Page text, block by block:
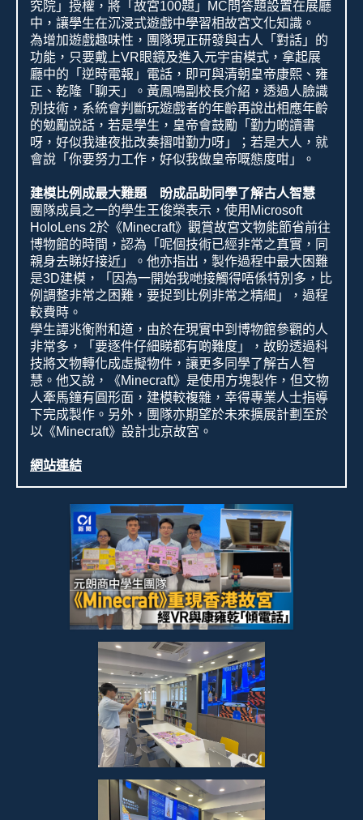
究院」授權，將「故宮100題」 MC問答題設置在展廳
中，讓學生在沉浸式遊戲中學習相故宮文化知識。
為增加遊戲趣味性，團隊現正研發與古人「對話」的
功能，只要戴上VR眼鏡及進入元宇宙模式，拿起展
廳中的「逆時電報」電話，即可與清朝皇帝康熙、雍
正、乾隆「聊天」。黃鳳鳴副校長介紹，透過人臉識
別技術，系統會判斷玩遊戲者的年齡再說出相應年齡
的勉勵說話，若是學生，皇帝會鼓勵「勤力啲讀書
呀，好似我連夜批改奏摺咁勤力呀」；若是大人，就
會說「你要努力工作，好似我做皇帝嘅態度咁」。
建模比例成最大難題 昐成品助同學了解古人智慧
團隊成員之一的學生王俊榮表示，使用 Microsoft
HoloLens 2於《Minecraft》觀賞故宮文物能節省前往
博物館的時間，認為「呢個技術已經非常之真實，同
親身去睇好接近」。他亦指出，製作過程中最大困難
是3D建模，「因為一開始我哋接觸得唔係特別多，比
例調整非常之困難，要捉到比例非常之精細」，過程
較費時。
學生譚兆衡附和道，由於在現實中到博物館參觀的人
非常多，「要逐件仔細睇都有啲難度」，故盼透過科
技將文物轉化成虛擬物件，讓更多同學了解古人智
慧。他又說，《Minecraft》是使用方塊製作，但文物
人牽馬鐘有圓形面，建模較複雜，幸得專業人士指導
下完成製作。另外，團隊亦期望於未來擴展計劃至於
以《Minecraft》設計北京故宮。
網站連結